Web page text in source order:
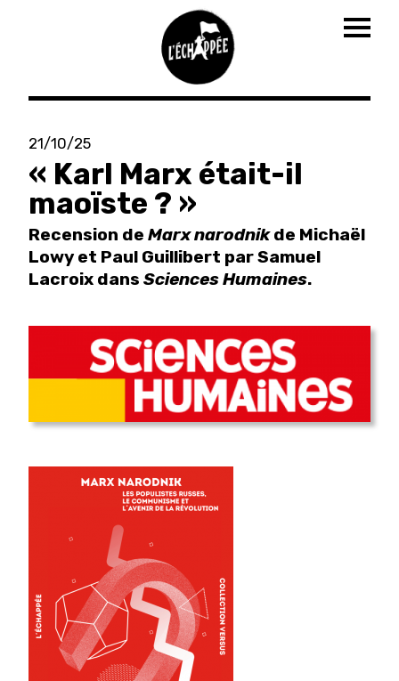
Aller
contenu
principal
21/10/25
« Karl Marx était-il
maoïste ? »
Recension de Marx narodnikde Michaël
Lowy et Paul Guillibert par Samuel
Lacroix dans Sciences Humaines.